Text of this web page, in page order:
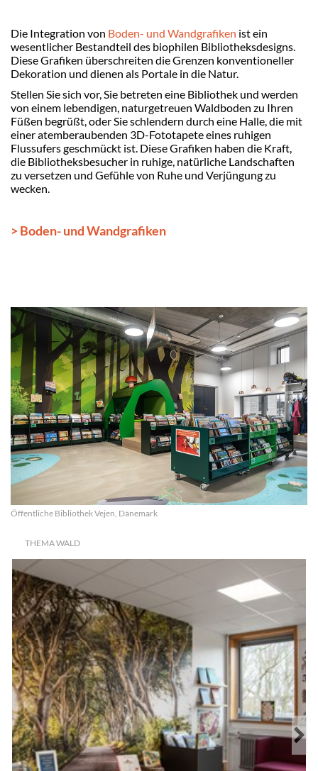
Die Integration von Boden- und Wandgrafiken ist ein
wesentlicher Bestandteil des biophilen Bibliotheksdesigns.
Diese Grafiken überschreiten die Grenzen konventioneller
Dekoration und dienen als Portale in die Natur.
Stellen Sie sich vor, Sie betreten eine Bibliothek und werden
von einem lebendigen, naturgetreuen Waldboden zu Ihren
Füßen begrüßt, oder Sie schlendern durch eine Halle, die mit
einer atemberaubenden 3D-Fototapete eines ruhigen
Flussufers geschmückt ist. Diese Grafiken haben die Kraft,
die Bibliotheksbesucher in ruhige, natürliche Landschaften
zu versetzen und Gefühle von Ruhe und Verjüngung zu
wecken.
> Boden- und Wandgrafiken
Öffentliche Bibliothek Vejen, Dänemark
THEMA WALD